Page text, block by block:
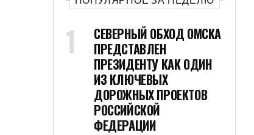
СЕВЕРНЫЙ ОБХОД ОМСКА
ПРЕДСТАВЛЕН
ПРЕЗИДЕНТУ КАК ОДИН
ИЗ КЛЮЧЕВЫХ
ДОРОЖНЫХ ПРОЕКТОВ
РОССИЙСКОЙ
ФЕДЕРАЦИИ